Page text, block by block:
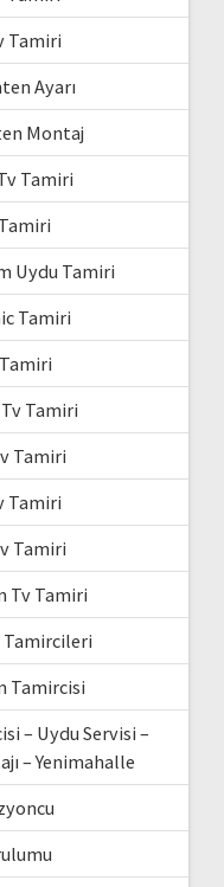
Tamiri
Ayarı
Montaj
Tamiri
Uydu Tamiri
Tamiri
Tamiri
Tamiri
Tamiri
Tamiri
Tv Tamiri
Tamircileri
Tamircisi
– Uydu Servisi –
– Yenimahalle